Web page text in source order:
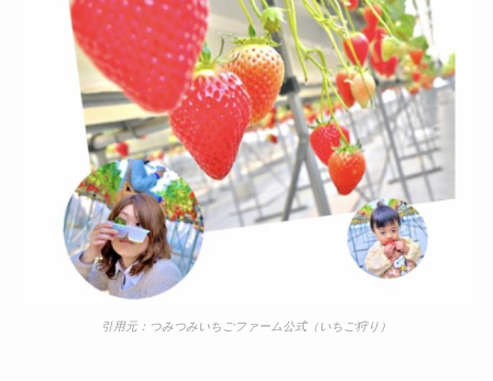
引用元： つみつみいちごファーム公式（いちご狩り）